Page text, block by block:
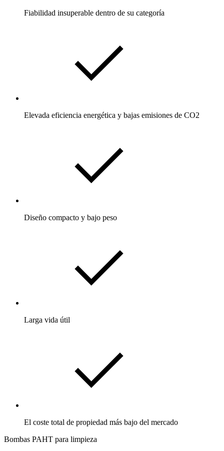
Fiabilidad insuperable dentro de su categoría
Elevada eficiencia energética y bajas emisiones de CO2
Diseño compacto y bajo peso
Larga vida útil
El coste total de propiedad más bajo del mercado
Bombas PAHT para limpieza